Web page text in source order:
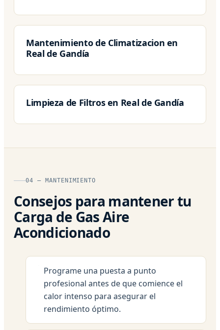
Mantenimiento de Climatizacion en
Real de Gandía
Limpieza de Filtros en Real de Gandía
04 — MANTENIMIENTO
Consejos para mantener tu
Carga de Gas Aire
Acondicionado
Programe una puesta a punto
profesional antes de que comience el
calor intenso para asegurar el
rendimiento óptimo.